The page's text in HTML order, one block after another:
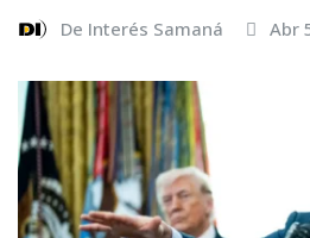
De Interés Samaná Abr